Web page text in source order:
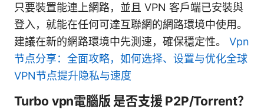
只要裝置能連上網路，並且 VPN 客戶端已安裝與
登入，就能在任何可達互聯網的網路環境中使用。
建議在新的網路環境中先測速，確保穩定性。 Vpn
节点分享：全面攻略，如何选择、设置与优化全球
VPN节点提升隐私与速度
Turbo vpn電腦版 是否支援 P2P/Torrent？